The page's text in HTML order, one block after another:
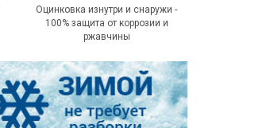
Оцинковка изнутри и снаружи -
100% защита от коррозии и
ржавчины